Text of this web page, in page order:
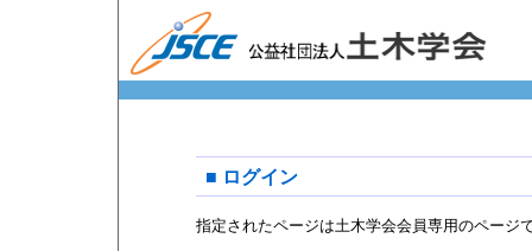
■ ログイン
指定されたページは土木学会会員専用のページ